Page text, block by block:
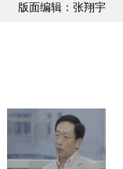
版面编辑：张翔宇